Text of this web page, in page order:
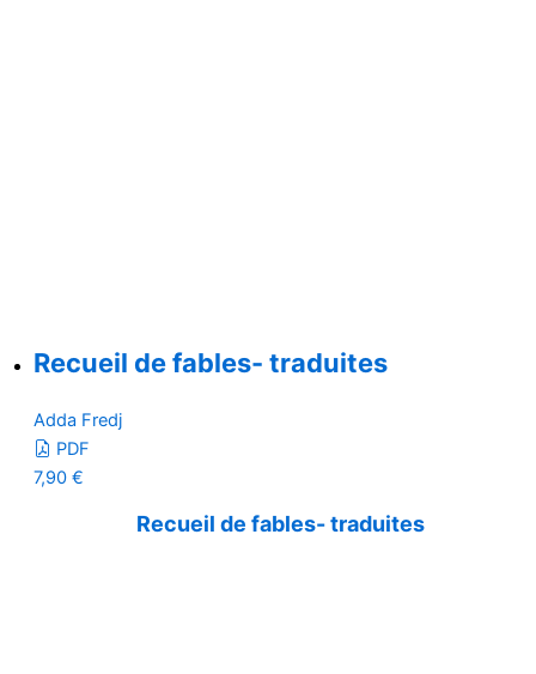
Recueil de fables- traduites
Adda Fredj
PDF
7,90 €
Recueil de fables- traduites